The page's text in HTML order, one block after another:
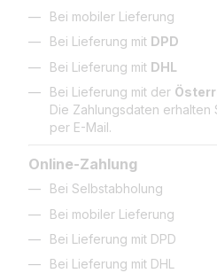
Bei mobiler Lieferung
Bei Lieferung mit DPD
Bei Lieferung mit DHL
Bei Lieferung mit der
Die Zahlungsdaten erhalten
per E-Mail.
Online-Zahlung
Bei Selbstabholung
Bei mobiler Lieferung
Bei Lieferung mit DPD
Bei Lieferung mit DHL